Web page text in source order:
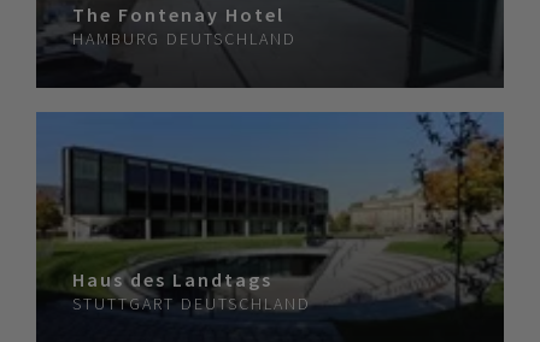
The Fontenay Hotel
HAMBURG DEUTSCHLAND
Haus des Landtags
STUTTGART DEUTSCHLAND